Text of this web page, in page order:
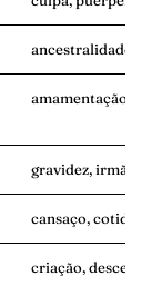
ancestralidade,
amamentação,
gravidez,
cansaço,
criação,